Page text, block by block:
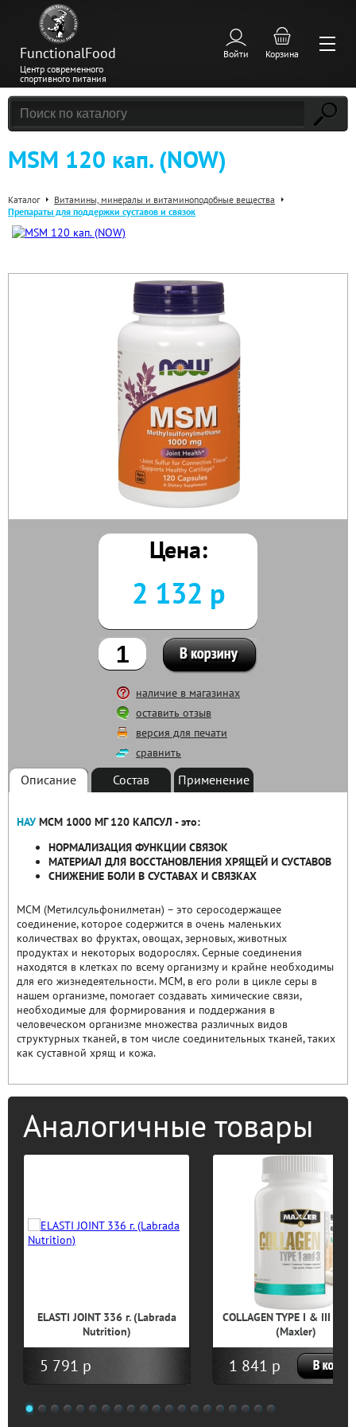
FunctionalFood
Центр современного
спортивного питания
Войти Корзина
MSM 120 кап. (NOW)
Каталог
Витамины, минералы и витаминоподобные вещества
Препараты для поддержки суставов и связок
Цена:
2 132 р
наличие в магазинах
оставить отзыв
версия для печати
сравнить
Описание Состав Применение
НАУ МСМ 1000 МГ 120 КАПСУЛ - это:
НОРМАЛИЗАЦИЯ ФУНКЦИИ СВЯЗОК
МАТЕРИАЛ ДЛЯ ВОССТАНОВЛЕНИЯ ХРЯЩЕЙ И СУСТАВОВ
СНИЖЕНИЕ БОЛИ В СУСТАВАХ И СВЯЗКАХ
МСМ (Метилсульфонилметан) – это серосодержащее
соединение, которое содержится в очень маленьких
количествах во фруктах, овощах, зерновых, животных
продуктах и некоторых водорослях. Серные соединения
находятся в клетках по всему организму и крайне необходимы
для его жизнедеятельности. МСМ, в его роли в цикле серы в
нашем организме, помогает создавать химические связи,
необходимые для формирования и поддержания в
человеческом организме множества различных видов
структурных тканей, в том числе соединительных тканей, таких
как суставной хрящ и кожа.
Аналогичные товары
ELASTI JOINT 336 г. (Labrada
Nutrition)
5 791 р
COLLAGEN TYPE I & III 90
(Maxler)
1 841 р
1 2 3 4 5 6 7 8 9 10 11 12 13 14 15 16 17 18 19